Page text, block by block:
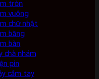
tròn
vuông
chữ nhật
băng
bàn
chà nhám
pin
cầm tay